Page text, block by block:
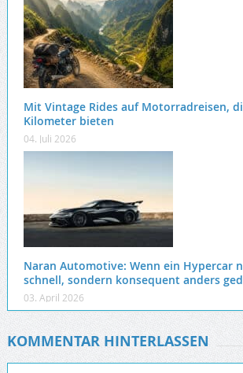
Mit Vintage Rides auf Motorradreisen,
Kilometer bieten
04. Juli 2026
Naran Automotive: Wenn ein Hypercar
schnell, sondern konsequent anders
03. April 2026
KOMMENTAR HINTERLASSEN